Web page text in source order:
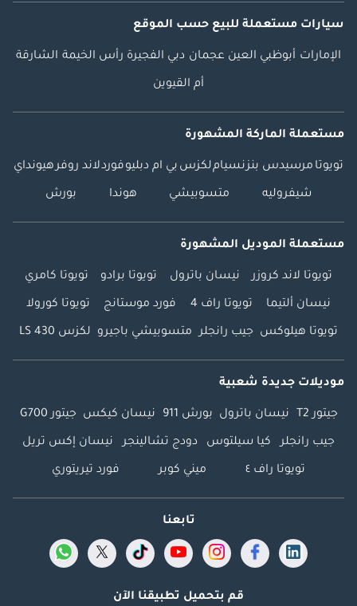
سيارات مستعملة للبيع حسب الموقع
الإمارات أبوظبي العين عجمان دبي الفجيرة رأس الخيمة الشارقة
أم القيوين
مستعملة الماركة المشهورة
تويوتا مرسيدس بنزنسياملكزس بي ام دبليوفوردلاند روفرهيونداي
شيفروليه متسوبيشي هوندا بورش
مستعملة الموديل المشهورة
تويوتا لاند كروزر نيسان باترول تويوتا برادو تويوتا كامري
نيسان ألتيما تويوتا راف 4 فورد موستانج تويوتا كورولا
تويوتا هيلوكس جيب رانجلر متسوبيشي باجيرو لكزس LS 430
موديلات جديدة شعبية
جيتور T2 نيسان باترول بورش 911 نيسان كيكس جيتور G700
جيب رانجلر كيا سيلتوس دودج تشالينجر نيسان إكس تريل
تويوتا راف ٤ ميني كوبر فورد تيريتوري
تابعنا
قم بتحميل تطبيقنا الآن